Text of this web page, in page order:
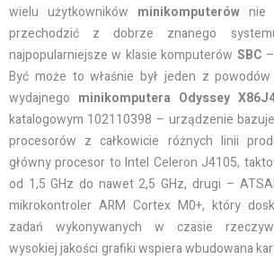
wielu użytkowników minikomputerównie
przechodzić z dobrze znanego
najpopularniejsze w klasie komputerów SBC
Być może to właśnie był jeden z
wydajnego minikomputera Odyssey
katalogowym 102110398 – urządzenie
procesorów z całkowicie różnych linii
główny procesor to Intel Celeron J4105,
od 1,5 GHz do nawet 2,5 GHz, drugi –
mikrokontroler ARM Cortex M0+, który
zadań wykonywanych w czasie
wysokiej jakości grafiki wspiera wbudowana